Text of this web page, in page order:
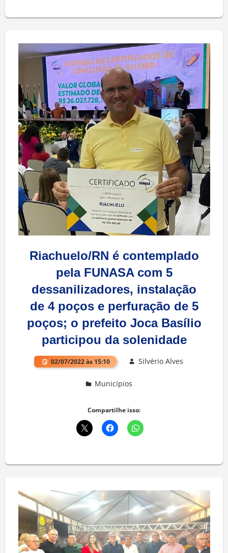
Riachuelo/RN é contemplado
pela FUNASA com 5
dessanilizadores, instalação
de 4 poços e perfuração de 5
poços; o prefeito Joca Basílio
participou da solenidade
02/07/2022 às 15:10 Silvério Alves
Municípios
Compartilhe isso: